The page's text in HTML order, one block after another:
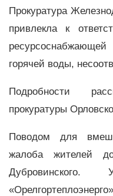
Прокуратура
привлекла к
ресурсоснабжающей
горячей воды,
Подробности
прокуратуры
Поводом для
жалоба жителей